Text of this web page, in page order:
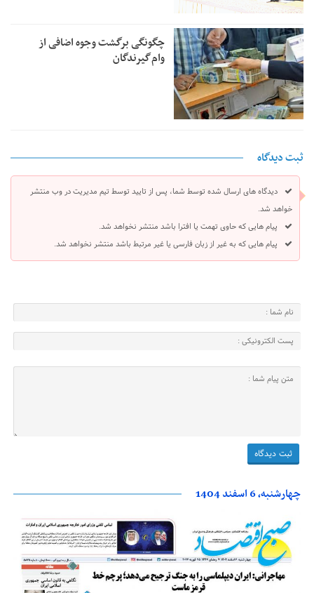
چگونگی برگشت وجوه اضافی از
وام‌گیرندگان
ثبت دیدگاه
دیدگاه های ارسال شده توسط شما، پس از تایید توسط تیم مدیریت در وب منتشر
خواهد شد.
پیام هایی که حاوی تهمت یا افترا باشد منتشر نخواهد شد.
پیام هایی که به غیر از زبان فارسی یا غیر مرتبط باشد منتشر نخواهد شد.
چهارشنبه، 6 اسفند 1404